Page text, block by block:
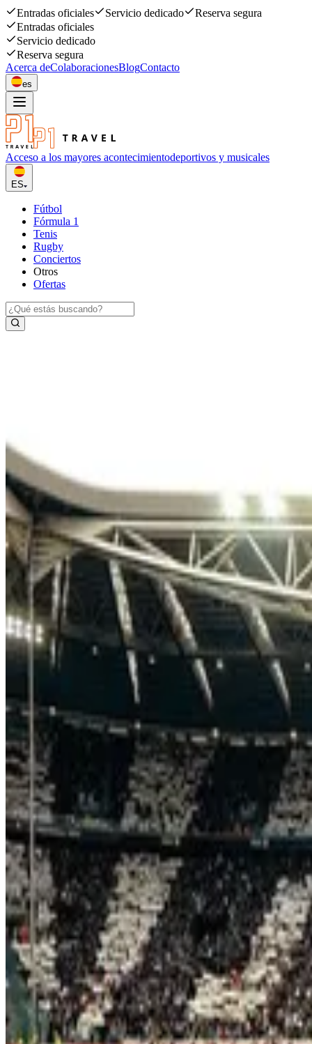
Entradas oficiales Servicio dedicado
Reserva segura
Entradas oficiales
Servicio dedicado
Reserva segura
Acerca deColaboracionesBlogContacto
es
Acceso a los mayores acontecimientodeportivos y musicales
ES
Fútbol
Fórmula 1
Tenis
Rugby
Conciertos
Otros
Ofertas